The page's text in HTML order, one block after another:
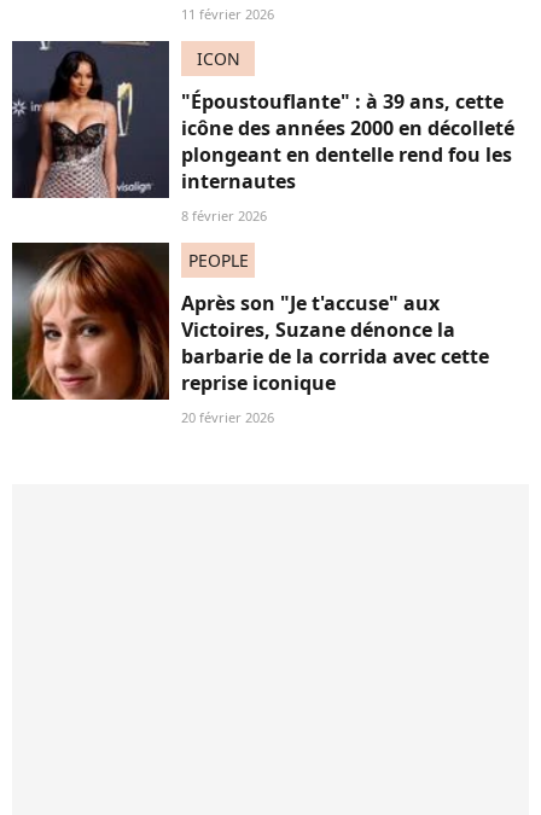
11 février 2026
ICON
"Époustouflante" : à 39 ans, cette
icône des années 2000 en décolleté
plongeant en dentelle rend fou les
internautes
8 février 2026
PEOPLE
Après son "Je t'accuse" aux
Victoires, Suzane dénonce la
barbarie de la corrida avec cette
reprise iconique
20 février 2026